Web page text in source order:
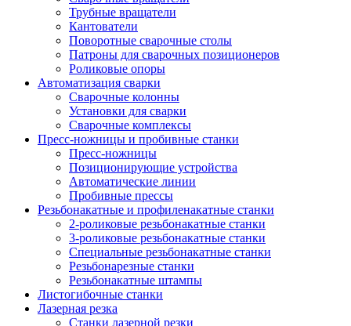
Трубные вращатели
Кантователи
Поворотные сварочные столы
Патроны для сварочных позиционеров
Роликовые опоры
Автоматизация сварки
Сварочные колонны
Установки для сварки
Сварочные комплексы
Пресс-ножницы и пробивные станки
Пресс-ножницы
Позиционирующие устройства
Автоматические линии
Пробивные прессы
Резьбонакатные и профиленакатные станки
2-роликовые резьбонакатные станки
3-роликовые резьбонакатные станки
Специальные резьбонакатные станки
Резьбонарезные станки
Резьбонакатные штампы
Листогибочные станки
Лазерная резка
Станки лазерной резки